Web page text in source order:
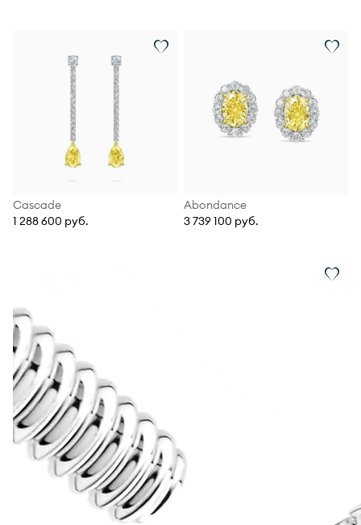
Cascade
1 288 600 руб.
Abondance
3 739 100 руб.